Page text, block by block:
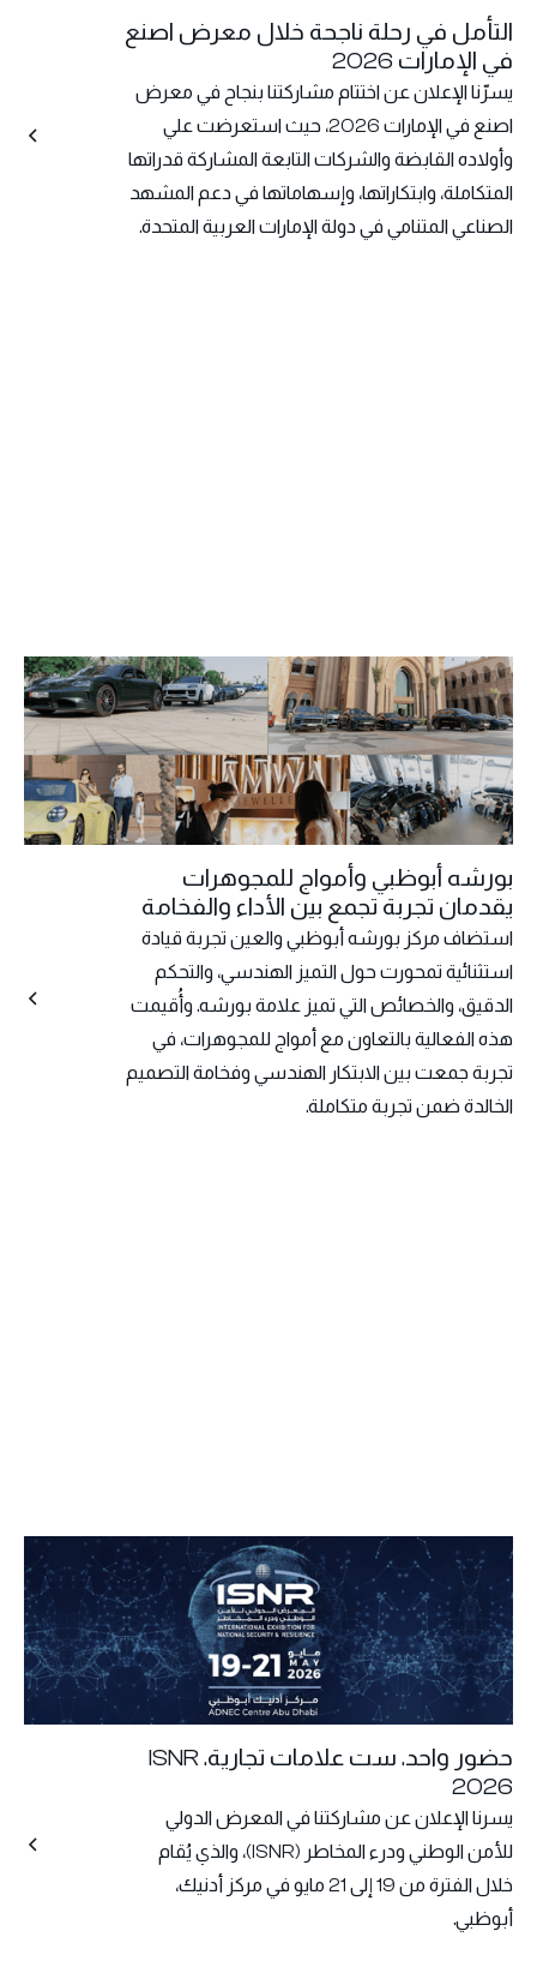
التأمل في رحلة ناجحة خلال معرض اصنع
في الإمارات 2026
يسرّنا الإعلان عن اختتام مشاركتنا بنجاح في معرض
اصنع في الإمارات 2026، حيث استعرضت علي
وأولاده القابضة والشركات التابعة المشاركة قدراتها
المتكاملة، وابتكاراتها، وإسهاماتها في دعم المشهد
الصناعي المتنامي في دولة الإمارات العربية المتحدة.
بورشه أبوظبي وأمواج للمجوهرات
يقدمان تجربة تجمع بين الأداء والفخامة
استضاف مركز بورشه أبوظبي والعين تجربة قيادة
استثنائية تمحورت حول التميز الهندسي، والتحكم
الدقيق، والخصائص التي تميز علامة بورشه. وأُقيمت
هذه الفعالية بالتعاون مع أمواج للمجوهرات، في
تجربة جمعت بين الابتكار الهندسي وفخامة التصميم
الخالدة ضمن تجربة متكاملة.
حضور واحد. ست علامات تجارية. ISNR
2026
يسرنا الإعلان عن مشاركتنا في المعرض الدولي
للأمن الوطني ودرء المخاطر (ISNR)، والذي يُقام
خلال الفترة من 19 إلى 21 مايو في مركز أدنيك،
أبوظبي.